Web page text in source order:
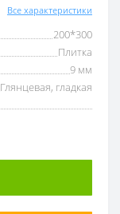
Все характеристики
200*300
Плитка
9 мм
Глянцевая, гладкая